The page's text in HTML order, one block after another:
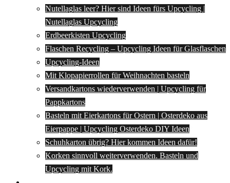
Nutellaglas leer? Hier sind Ideen fürs Upcycling |
Nutellaglas Upcycling
Erdbeerkisten Upcycling
Flaschen Recycling – Upcycling Ideen für Glasflaschen
Upcycling-Ideen
Mit Klopapierrollen für Weihnachten basteln
Versandkartons wiederverwenden | Upcycling für
Pappkartons
Basteln mit Eierkartons für Ostern | Osterdeko aus
Eierpappe | Upcycling Osterdeko DIY Ideen
Schuhkarton übrig? Hier kommen Ideen dafür!
Korken sinnvoll weiterverwenden. Basteln und
Upcycling mit Kork.